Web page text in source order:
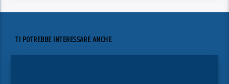
TI POTREBBE INTERESSARE ANCHE